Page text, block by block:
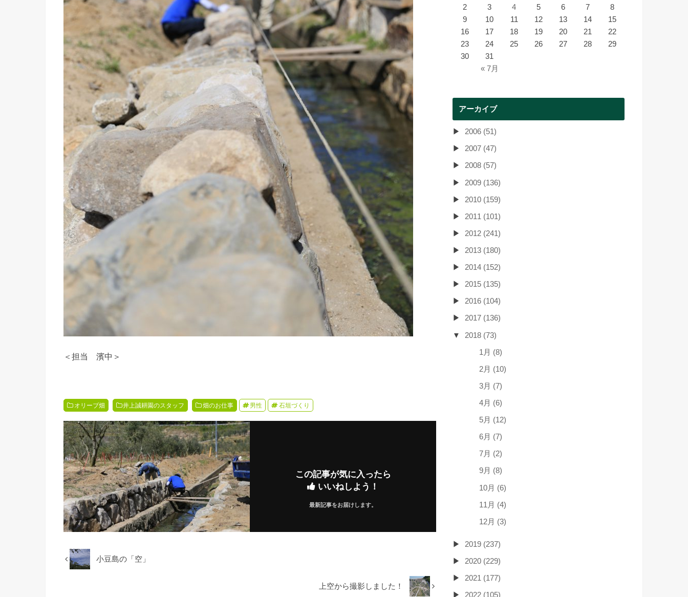
＜担当 濱中＞
オリーブ畑 井上誠耕園のスタッフ 畑のお仕事 男性 石垣づくり
この記事が気に入ったら
いいねしよう！
最新記事をお届けします。
小豆島の「空」
上空から撮影しました！
« 7月
2
3 4 5 6 7
8
9
10 11 12 13 14
15
16
17 18 19 20 21
22
23
24 25 26 27 28
29
30
31
アーカイブ
2006 (51)
2007 (47)
2008 (57)
2009 (136)
2010 (159)
2011 (101)
2012 (241)
2013 (180)
2014 (152)
2015 (135)
2016 (104)
2017 (136)
2018 (73)
1月 (8)
2月 (10)
3月 (7)
4月 (6)
5月 (12)
6月 (7)
7月 (2)
9月 (8)
10月 (6)
11月 (4)
12月 (3)
2019 (237)
2020 (229)
2021 (177)
2022 (105)